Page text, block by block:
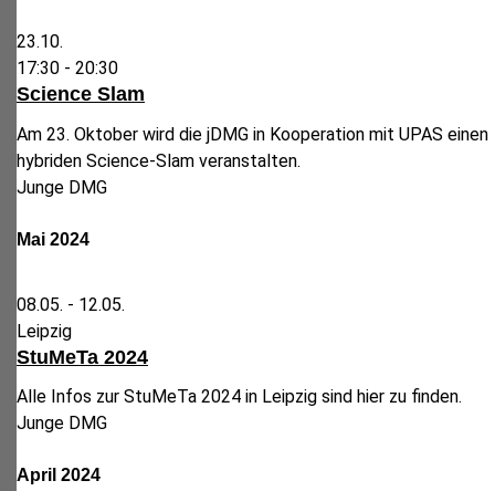
23.10.
17:30 - 20:30
Science Slam
Am 23. Oktober wird die jDMG in Kooperation mit UPAS einen
hybriden Science-Slam veranstalten.
Junge DMG
Mai 2024
08.05. - 12.05.
Leipzig
StuMeTa 2024
Alle Infos zur StuMeTa 2024 in Leipzig sind hier zu finden.
Junge DMG
April 2024